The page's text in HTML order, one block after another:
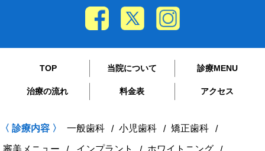
TOP 当院について 診療MENU
治療の流れ 料金表 アクセス
〈 診療内容 〉 一般歯科 小児歯科 矯正歯科